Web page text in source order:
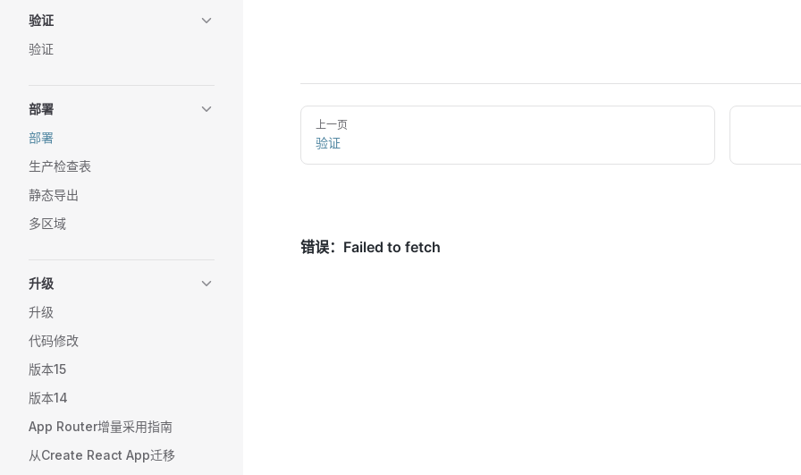
验证
验证
部署
部署
生产检查表
静态导出
多区域
升级
升级
代码修改
版本15
版本14
App Router增量采用指南
从Create React App迁移
上一页
验证